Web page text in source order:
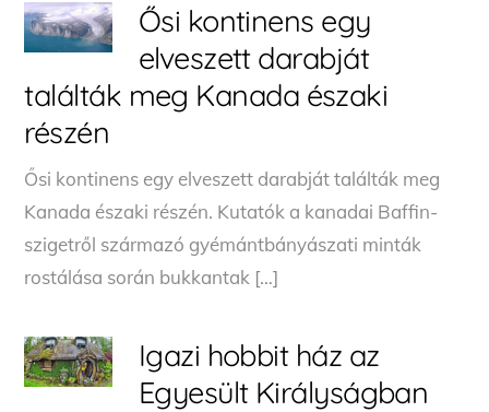
Ősi kontinens egy
elveszett darabját
találták meg Kanada északi
részén
Ősi kontinens egy elveszett darabját találták meg
Kanada északi részén. Kutatók a kanadai Baffin-
szigetről származó gyémántbányászati minták
rostálása során bukkantak […]
Igazi hobbit ház az
Egyesült Királyságban